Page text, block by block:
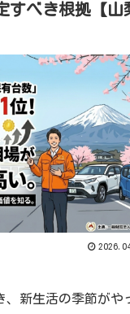
すべき根拠【山
、新生活の季節がや